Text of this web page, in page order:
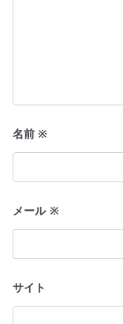
名前※
メール ※
サイト